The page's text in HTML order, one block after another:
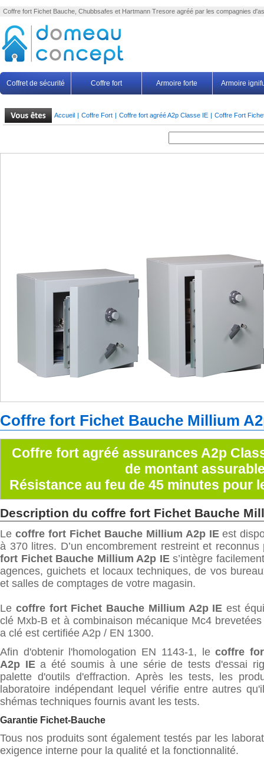
Coffre fort Fichet Bauche, Chubbsafes et Hartmann Tresore agréé par les compagnies
Coffret de sécurité Coffre fort Armoire forte Armoire
Accueil | Coffre Fort | Coffre fort agréé A2p Classe IE | Coffre Fort
Coffre fort Fichet Bauche Millium
Coffre fort agréé assurances A2p
de montant
Résistance au feu de 45 minutes pour
Description du coffre fort Fichet Bauche
Le coffre fort Fichet Bauche Millium A2p IEest
à 370 litres. D’un encombrement restreint et
fort Fichet Bauche Millium A2p IEs’intègre
agences, guichets et locaux techniques, de vos
et salles de comptages de votre magasin.
Le coffre fort Fichet Bauche Millium A2p IE est
clé Mxb-B et à combinaison mécanique Mc4
a clé est certifiée A2p / EN 1300.
Afin d'obtenir l'homologation EN 1143-1, lecoffre
A2p IEa été soumis à une série de tests d'essai
palette d'outils d'effraction. Après les tests, les
laboratoire indépendant lequel vérifie entre autres
shémas techniques fournis avant les tests.
Garantie Fichet-Bauche
Tous nos produits sont également testés par les
exigence interne pour la qualité et la fonctionnalité.